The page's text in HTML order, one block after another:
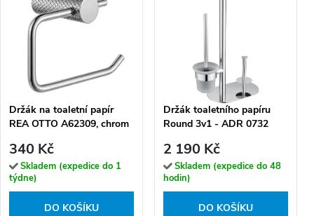
Držák na toaletní papír
REA OTTO A62309, chrom
340 Kč
Skladem (expedice do 1
týdne)
DO KOŠÍKU
Držák toaletního papíru
Round 3v1 - ADR 0732
2 190 Kč
Skladem (expedice do 48
hodin)
DO KOŠÍKU